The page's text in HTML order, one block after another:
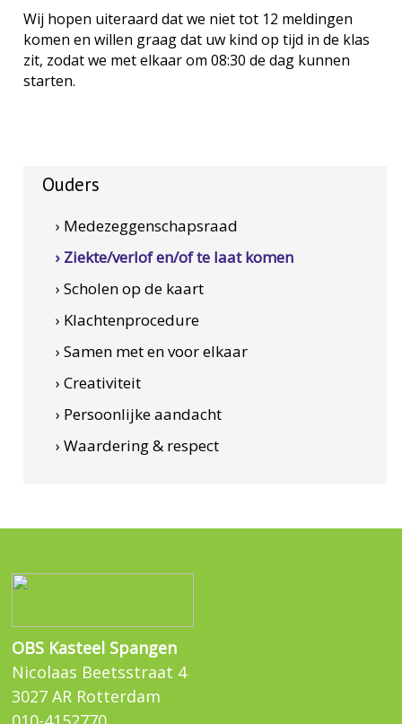
Wij hopen uiteraard dat we niet tot 12 meldingen
komen en willen graag dat uw kind op tijd in de klas
zit, zodat we met elkaar om 08:30 de dag kunnen
starten.
Ouders
› Medezeggenschapsraad
› Ziekte/verlof en/of te laat komen
› Scholen op de kaart
› Klachtenprocedure
› Samen met en voor elkaar
› Creativiteit
› Persoonlijke aandacht
› Waardering & respect
OBS Kasteel Spangen
Nicolaas Beetsstraat 4
3027 AR Rotterdam